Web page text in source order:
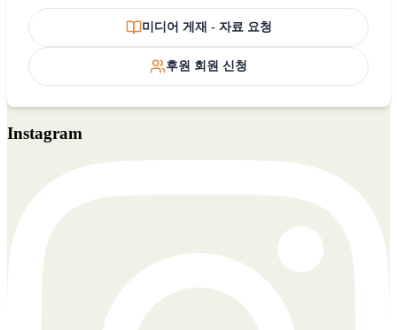
미디어 게재 - 자료 요청
후원 회원 신청
Instagram